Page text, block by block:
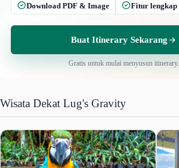
Download PDF & Image
Fitur lengkap
Buat Itinerary Sekarang
Gratis untuk mulai menyusun itinerary.
Wisata Dekat Lug's Gravity